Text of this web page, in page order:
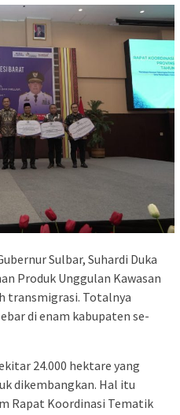
Sulbar, Suhardi Duka
Produk Unggulan Kawasan
transmigrasi. Totalnya
di enam kabupaten se-
24.000 hektare yang
dikembangkan. Hal itu
Rapat Koordinasi Tematik